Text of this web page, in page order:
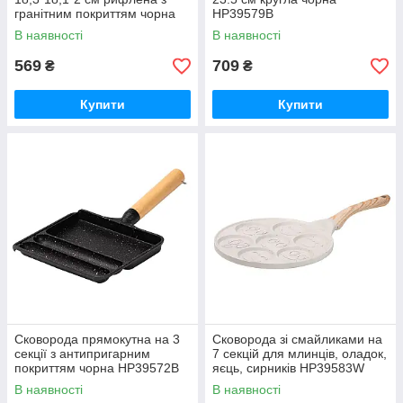
гранітним покриттям чорна
HP39568B
В наявності
569 ₴
Купити
HP39579B
В наявності
709 ₴
Купити
Сковорода прямокутна на 3
секції з антипригарним
покриттям чорна HP39572B
В наявності
Сковорода зі смайликами на
7 секцій для млинців, оладок,
яєць, сирників HP39583W
В наявності